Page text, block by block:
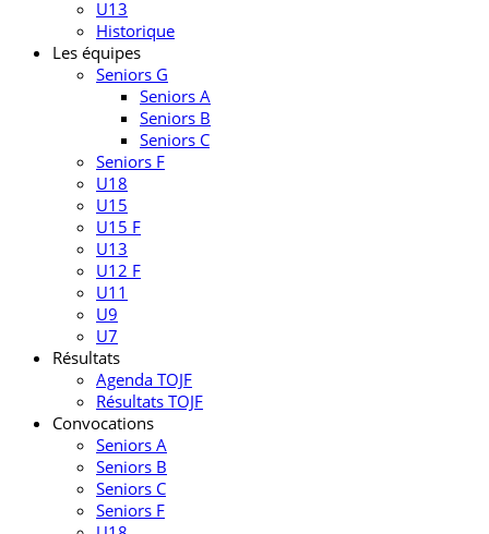
U13
Historique
Les équipes
Seniors G
Seniors A
Seniors B
Seniors C
Seniors F
U18
U15
U15 F
U13
U12 F
U11
U9
U7
Résultats
Agenda TOJF
Résultats TOJF
Convocations
Seniors A
Seniors B
Seniors C
Seniors F